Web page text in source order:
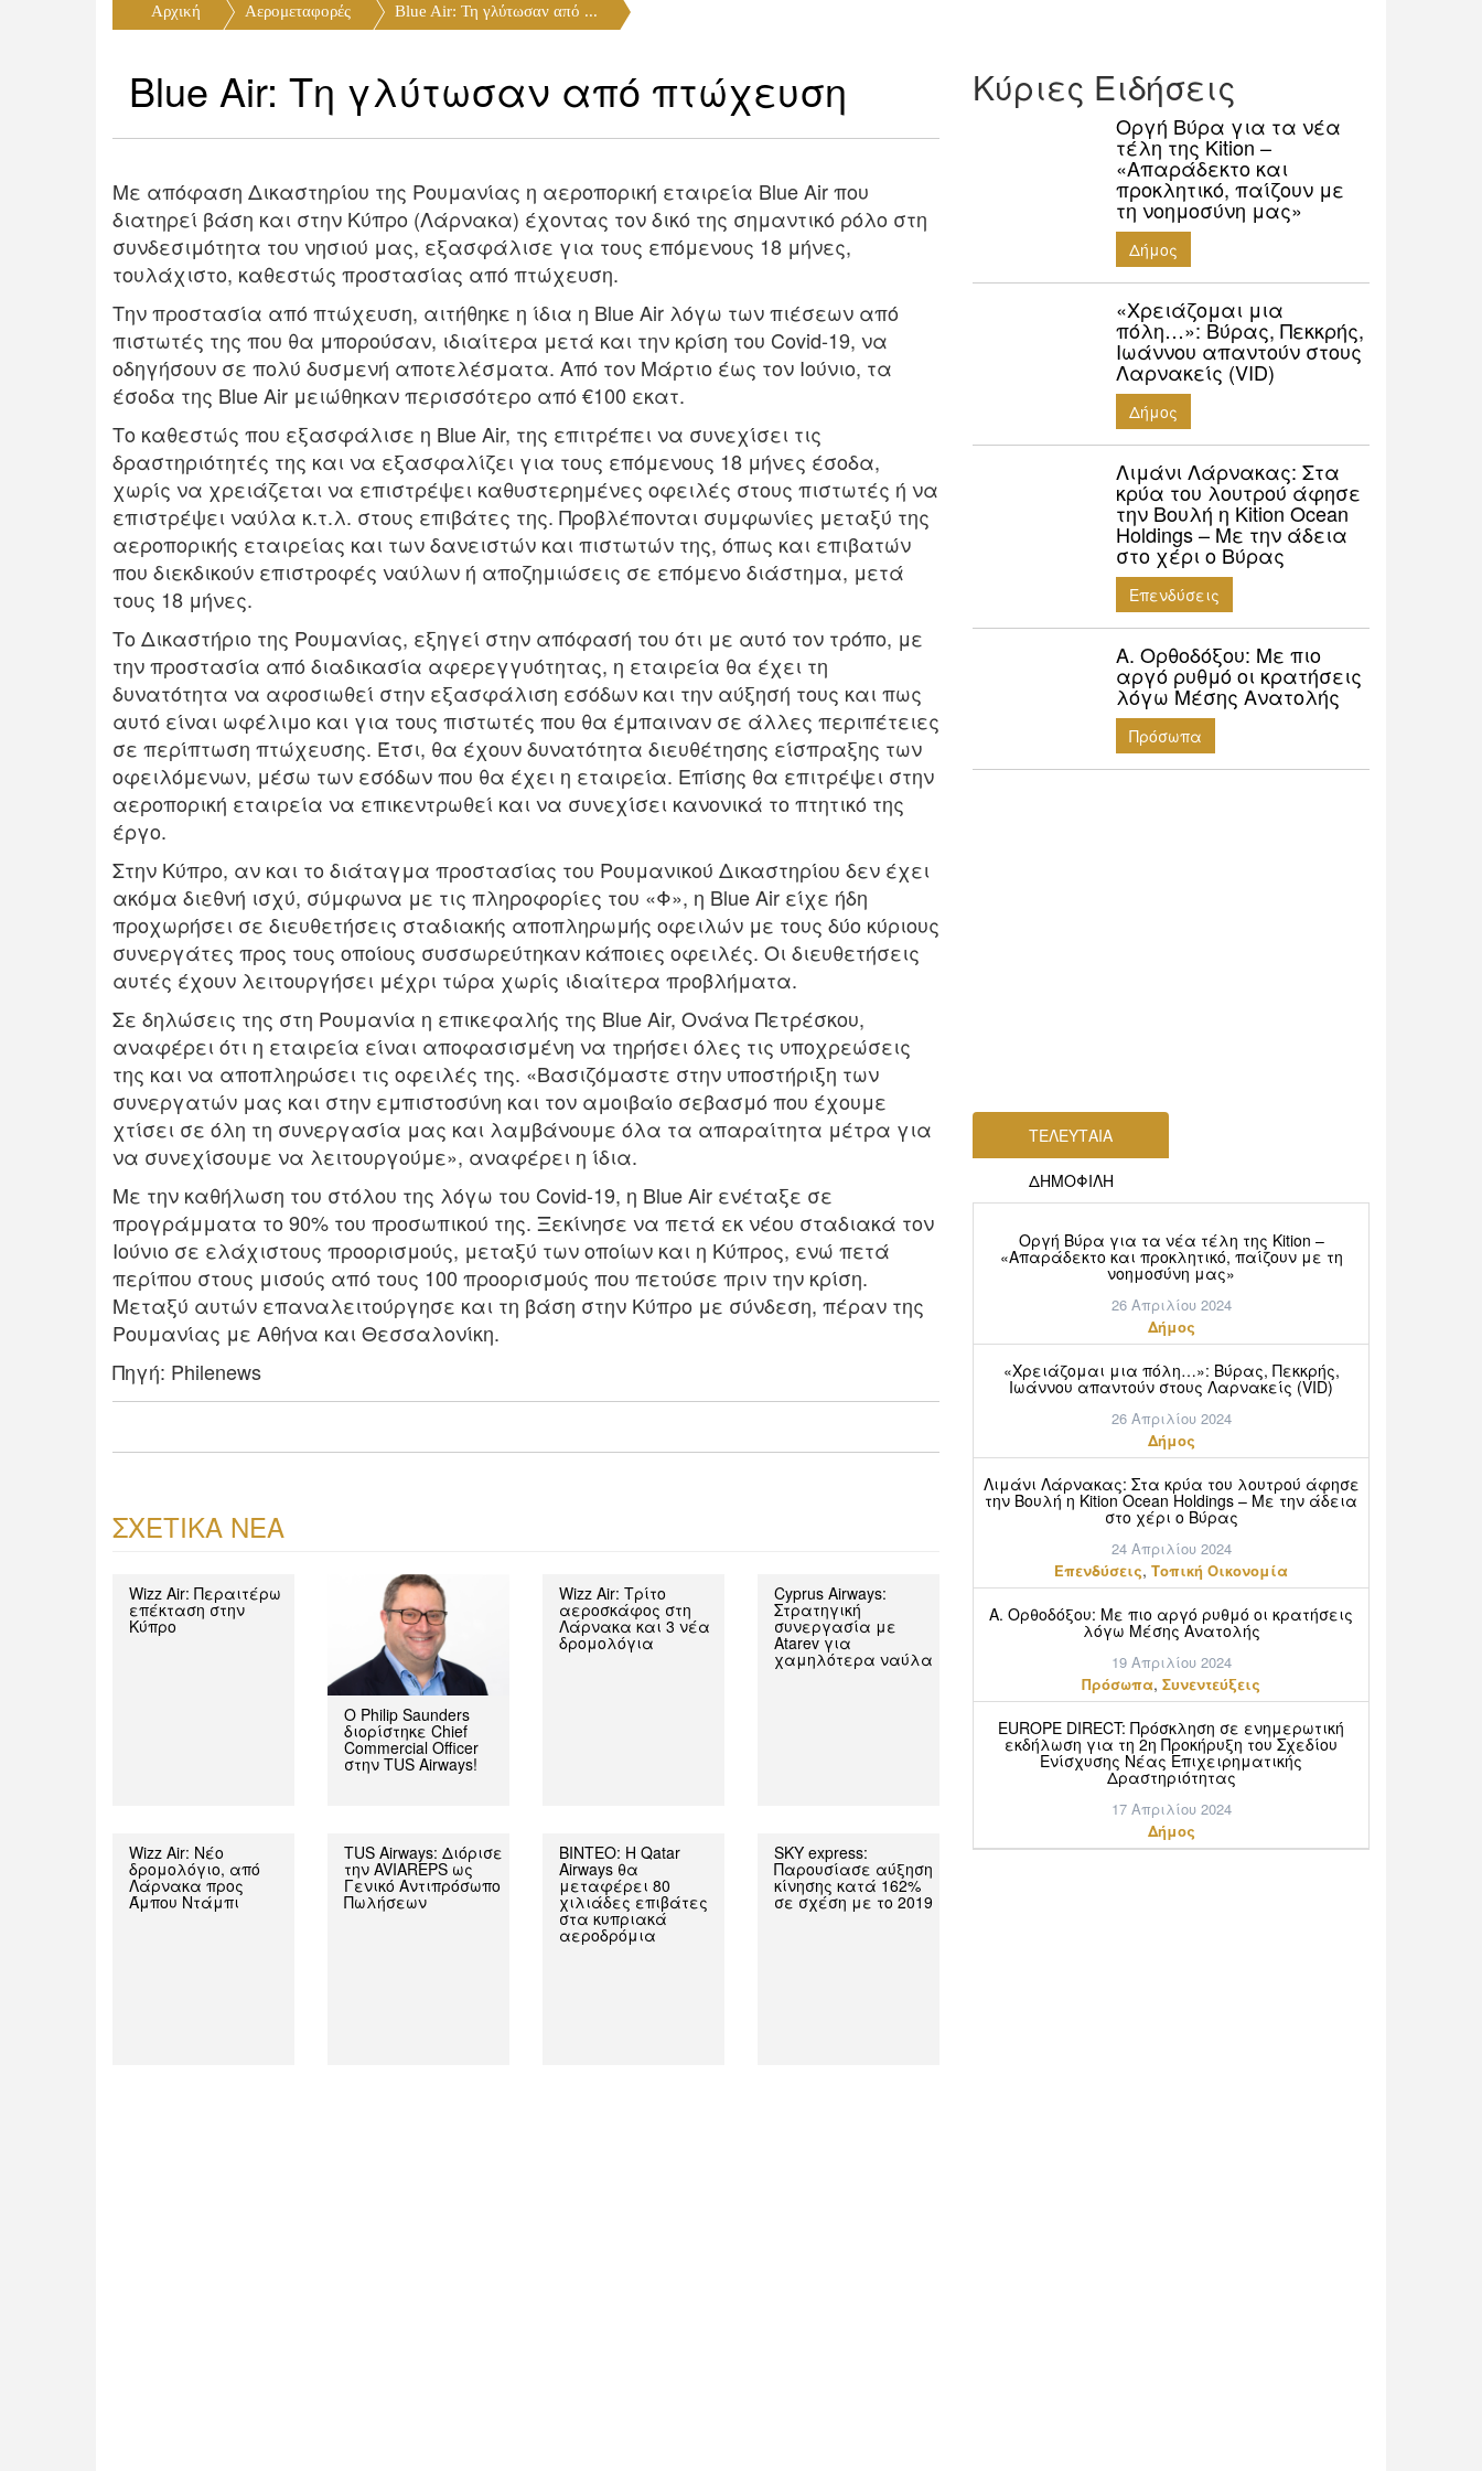
Αρχική Αερομεταφορές Blue Air: Τη γλύτωσαν από ...
Blue Air: Τη γλύτωσαν από πτώχευση
Με απόφαση Δικαστηρίου της Ρουμανίας η αεροπορική εταιρεία Blue Air που
διατηρεί βάση και στην Κύπρο (Λάρνακα) έχοντας τον δικό της σημαντικό ρόλο στη
συνδεσιμότητα του νησιού μας, εξασφάλισε για τους επόμενους 18 μήνες,
τουλάχιστο, καθεστώς προστασίας από πτώχευση.
Την προστασία από πτώχευση, αιτήθηκε η ίδια η Blue Air λόγω των πιέσεων από
πιστωτές της που θα μπορούσαν, ιδιαίτερα μετά και την κρίση του Covid-19, να
οδηγήσουν σε πολύ δυσμενή αποτελέσματα. Από τον Μάρτιο έως τον Ιούνιο, τα
έσοδα της Blue Air μειώθηκαν περισσότερο από €100 εκατ.
Το καθεστώς που εξασφάλισε η Blue Air, της επιτρέπει να συνεχίσει τις
δραστηριότητές της και να εξασφαλίζει για τους επόμενους 18 μήνες έσοδα,
χωρίς να χρειάζεται να επιστρέψει καθυστερημένες οφειλές στους πιστωτές ή να
επιστρέψει ναύλα κ.τ.λ. στους επιβάτες της. Προβλέπονται συμφωνίες μεταξύ της
αεροπορικής εταιρείας και των δανειστών και πιστωτών της, όπως και επιβατών
που διεκδικούν επιστροφές ναύλων ή αποζημιώσεις σε επόμενο διάστημα, μετά
τους 18 μήνες.
Το Δικαστήριο της Ρουμανίας, εξηγεί στην απόφασή του ότι με αυτό τον τρόπο, με
την προστασία από διαδικασία αφερεγγυότητας, η εταιρεία θα έχει τη
δυνατότητα να αφοσιωθεί στην εξασφάλιση εσόδων και την αύξησή τους και πως
αυτό είναι ωφέλιμο και για τους πιστωτές που θα έμπαιναν σε άλλες περιπέτειες
σε περίπτωση πτώχευσης. Έτσι, θα έχουν δυνατότητα διευθέτησης είσπραξης των
οφειλόμενων, μέσω των εσόδων που θα έχει η εταιρεία. Επίσης θα επιτρέψει στην
αεροπορική εταιρεία να επικεντρωθεί και να συνεχίσει κανονικά το πτητικό της
έργο.
Στην Κύπρο, αν και το διάταγμα προστασίας του Ρουμανικού Δικαστηρίου δεν έχει
ακόμα διεθνή ισχύ, σύμφωνα με τις πληροφορίες του «Φ», η Blue Air είχε ήδη
προχωρήσει σε διευθετήσεις σταδιακής αποπληρωμής οφειλών με τους δύο κύριους
συνεργάτες προς τους οποίους συσσωρεύτηκαν κάποιες οφειλές. Οι διευθετήσεις
αυτές έχουν λειτουργήσει μέχρι τώρα χωρίς ιδιαίτερα προβλήματα.
Σε δηλώσεις της στη Ρουμανία η επικεφαλής της Blue Air, Ονάνα Πετρέσκου,
αναφέρει ότι η εταιρεία είναι αποφασισμένη να τηρήσει όλες τις υποχρεώσεις
της και να αποπληρώσει τις οφειλές της. «Βασιζόμαστε στην υποστήριξη των
συνεργατών μας και στην εμπιστοσύνη και τον αμοιβαίο σεβασμό που έχουμε
χτίσει σε όλη τη συνεργασία μας και λαμβάνουμε όλα τα απαραίτητα μέτρα για
να συνεχίσουμε να λειτουργούμε», αναφέρει η ίδια.
Με την καθήλωση του στόλου της λόγω του Covid-19, η Blue Air ενέταξε σε
προγράμματα το 90% του προσωπικού της. Ξεκίνησε να πετά εκ νέου σταδιακά τον
Ιούνιο σε ελάχιστους προορισμούς, μεταξύ των οποίων και η Κύπρος, ενώ πετά
περίπου στους μισούς από τους 100 προορισμούς που πετούσε πριν την κρίση.
Μεταξύ αυτών επαναλειτούργησε και τη βάση στην Κύπρο με σύνδεση, πέραν της
Ρουμανίας με Αθήνα και Θεσσαλονίκη.
Πηγή: Philenews
ΣΧΕΤΙΚΑ ΝΕΑ
Wizz Air: Περαιτέρω
επέκταση στην
Κύπρο
Ο Philip Saunders
διορίστηκε Chief
Commercial Officer
στην TUS Airways!
Wizz Air: Τρίτο
αεροσκάφος στη
Λάρνακα και 3 νέα
δρομολόγια
Cyprus Airways:
Στρατηγική
συνεργασία με
Atarev για
χαμηλότερα ναύλα
Wizz Air: Νέο
δρομολόγιο, από
Λάρνακα προς
Άμπου Ντάμπι
TUS Airways: Διόρισε
την AVIAREPS ως
Γενικό Αντιπρόσωπο
Πωλήσεων
ΒΙΝΤΕΟ: Η Qatar
Airways θα
μεταφέρει 80
χιλιάδες επιβάτες
στα κυπριακά
αεροδρόμια
SKY express:
Παρουσίασε αύξηση
κίνησης κατά 162%
σε σχέση με το 2019
Κύριες Ειδήσεις
Οργή Βύρα για τα νέα
τέλη της Kition –
«Απαράδεκτο και
προκλητικό, παίζουν με
τη νοημοσύνη μας»
Δήμος
«Χρειάζομαι μια
πόλη…»: Βύρας, Πεκκρής,
Ιωάννου απαντούν στους
Λαρνακείς (VID)
Δήμος
Λιμάνι Λάρνακας: Στα
κρύα του λουτρού άφησε
την Βουλή η Kition Ocean
Holdings – Με την άδεια
στο χέρι ο Βύρας
Επενδύσεις
Α. Ορθοδόξου: Mε πιο
αργό ρυθμό οι κρατήσεις
λόγω Μέσης Ανατολής
Πρόσωπα
ΤΕΛΕΥΤΑΙΑ
ΔΗΜΟΦΙΛΗ
Οργή Βύρα για τα νέα τέλη της Kition –
«Απαράδεκτο και προκλητικό, παίζουν με τη
νοημοσύνη μας»
26 Απριλίου 2024
Δήμος
«Χρειάζομαι μια πόλη…»: Βύρας, Πεκκρής,
Ιωάννου απαντούν στους Λαρνακείς (VID)
26 Απριλίου 2024
Δήμος
Λιμάνι Λάρνακας: Στα κρύα του λουτρού άφησε
την Βουλή η Kition Ocean Holdings – Με την άδεια
στο χέρι ο Βύρας
24 Απριλίου 2024
Επενδύσεις, Τοπική Οικονομία
Α. Ορθοδόξου: Mε πιο αργό ρυθμό οι κρατήσεις
λόγω Μέσης Ανατολής
19 Απριλίου 2024
Πρόσωπα, Συνεντεύξεις
EUROPE DIRECT: Πρόσκληση σε ενημερωτική
εκδήλωση για τη 2η Προκήρυξη του Σχεδίου
Ενίσχυσης Νέας Επιχειρηματικής
Δραστηριότητας
17 Απριλίου 2024
Δήμος